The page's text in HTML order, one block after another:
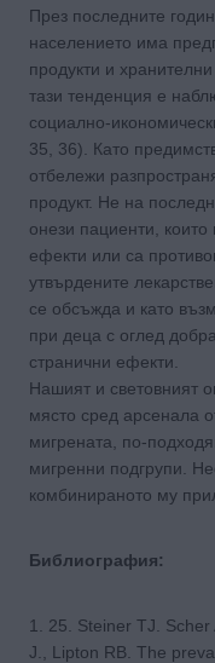
През последните
населението има
продукти и
тази тенденция е
социално-
35, 36). Като
отбележи
продукт. Не на
онези пациенти,
ефекти или са
утвърдените
се обсъжда и като
при деца с оглед
странични ефекти.
Нашият и световният
място сред арсенала
мигрената, по-
мигренни подгрупи.
комбинираното му
Библиография:
1. 25. Steiner TJ.
J., Lipton RB. The